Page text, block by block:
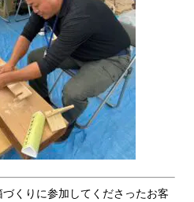
くりに参加してくださったお客